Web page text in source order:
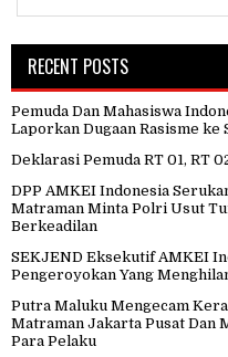
RECENT POSTS
Pemuda Dan Mahasiswa
Laporkan Dugaan Rasisme
Deklarasi Pemuda RT 01, RT
DPP AMKEI Indonesia
Matraman Minta Polri Usut
Berkeadilan
SEKJEND Eksekutif AMKEI
Pengeroyokan Yang
Putra Maluku Mengecam
Matraman Jakarta Pusat Dan
Para Pelaku